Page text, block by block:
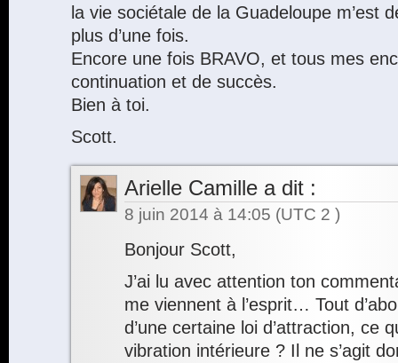
la vie sociétale de la Guadeloupe m’est
plus d’une fois.
Encore une fois BRAVO, et tous mes
continuation et de succès.
Bien à toi.
Scott.
Arielle Camille a dit :
8 juin 2014 à 14:05 (UTC 2 )
Bonjour Scott,
J’ai lu avec attention ton
me viennent à l’esprit… Tout
d’une certaine loi d’attraction, ce
vibration intérieure ? Il ne s’agit